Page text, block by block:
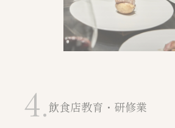
4.飲食店教育・研修業